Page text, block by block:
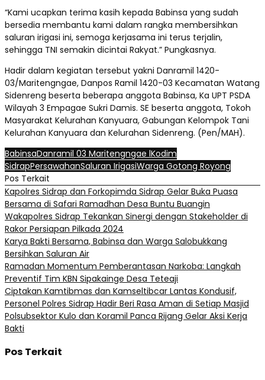
“Kami ucapkan terima kasih kepada Babinsa yang sudah
bersedia membantu kami dalam rangka membersihkan
saluran irigasi ini, semoga kerjasama ini terus terjalin,
sehingga TNI semakin dicintai Rakyat.” Pungkasnya.
Hadir dalam kegiatan tersebut yakni Danramil 1420-
03/Maritengngae, Danpos Ramil 1420-03 Kecamatan Watang
Sidenreng beserta beberapa anggota Babinsa, Ka UPT PSDA
Wilayah 3 Empagae Sukri Damis. SE beserta anggota, Tokoh
Masyarakat Kelurahan Kanyuara, Gabungan Kelompok Tani
Kelurahan Kanyuara dan Kelurahan Sidenreng. (Pen/MAH).
BabinsaDanramil 03 Maritengngae lKodim
SidrapPersawahanSaluran IrigasiWarga Gotong Royong
Pos Terkait
Kapolres Sidrap dan Forkopimda Sidrap Gelar Buka Puasa
Bersama di Safari Ramadhan Desa Buntu Buangin
Wakapolres Sidrap Tekankan Sinergi dengan Stakeholder di
Rakor Persiapan Pilkada 2024
Karya Bakti Bersama, Babinsa dan Warga Salobukkang
Bersihkan Saluran Air
Ramadan Momentum Pemberantasan Narkoba: Langkah
Preventif Tim KBN Sipakainge Desa Teteaji
Ciptakan Kamtibmas dan Kamseltibcar Lantas Kondusif,
Personel Polres Sidrap Hadir Beri Rasa Aman di Setiap Masjid
Polsubsektor Kulo dan Koramil Panca Rijang Gelar Aksi Kerja
Bakti
Pos Terkait